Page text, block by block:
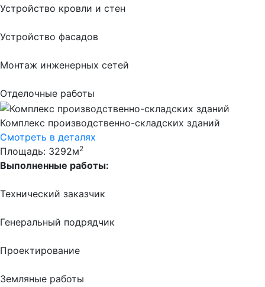
Устройство кровли и стен
Устройство фасадов
Монтаж инженерных сетей
Отделочные работы
Комплекс производственно-складских зданий
Смотреть в деталях
Площадь: 3292м2
Выполненные работы:
Технический заказчик
Генеральный подрядчик
Проектирование
Земляные работы